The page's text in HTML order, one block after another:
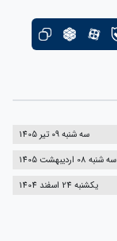
سه شنبه 09 تیر 1405
سه شنبه 08 اردیبهشت 1405
یکشنبه 24 اسفند 1404